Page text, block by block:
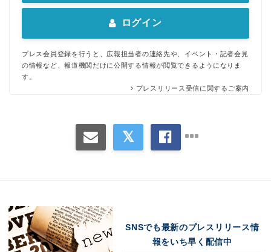
ログイン
プレス会員登録を行うと、広報担当者の連絡先や、イベント・記者会見
の情報など、報道機関だけに公開する情報が閲覧できるようになりま
す。
プレスリリース受信に関するご案内
SNSでも最新のプレスリリース情
報をいち早く配信中